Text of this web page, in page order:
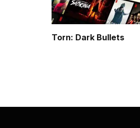
Torn: Dark Bullets